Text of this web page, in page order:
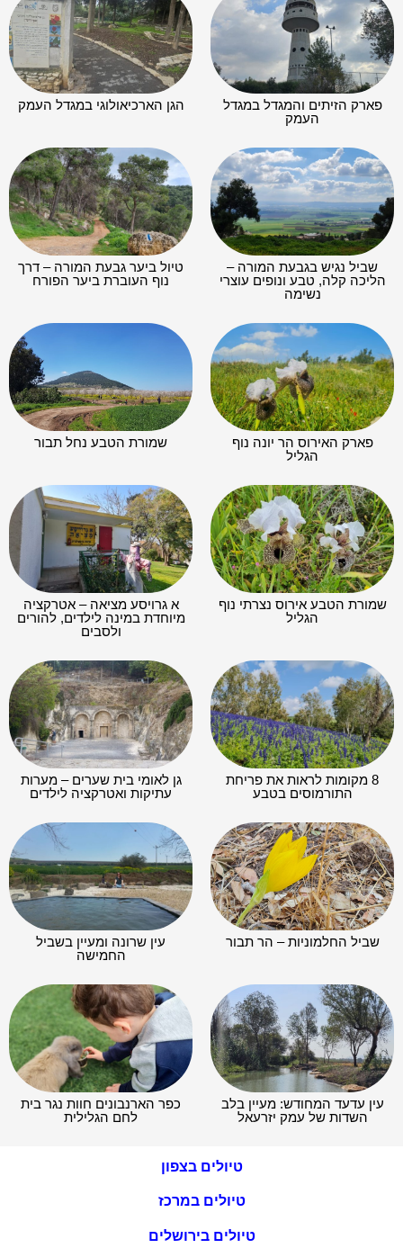
פארק הזיתים והמגדל במגדל
העמק
הגן הארכיאולוגי במגדל העמק
שביל נגיש בגבעת המורה –
הליכה קלה, טבע ונופים עוצרי
נשימה
טיול ביער גבעת המורה – דרך
נוף העוברת ביער הפורח
פארק האירוס הר יונה נוף
הגליל
שמורת הטבע נחל תבור
שמורת הטבע אירוס נצרתי נוף
הגליל
א גרויסע מציאה – אטרקציה
מיוחדת במינה לילדים, להורים
ולסבים
8 מקומות לראות את פריחת
התורמוסים בטבע
גן לאומי בית שערים – מערות
עתיקות ואטרקציה לילדים
שביל החלמוניות – הר תבור
עין שרונה ומעיין בשביל
החמישה
עין עדעד המחודש: מעיין בלב
השדות של עמק יזרעאל
כפר הארנבונים חוות נגר בית
לחם הגלילית
טיולים בצפון
טיולים במרכז
טיולים בירושלים